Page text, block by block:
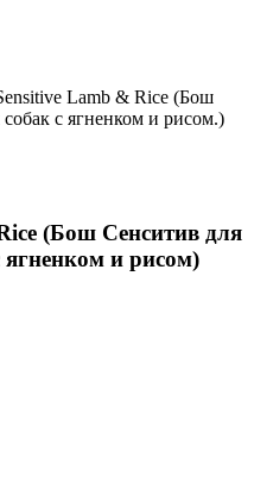
Lamb & Rice (Бош
с ягненком и рисом.)
(Бош Сенситив для
ягненком и рисом)